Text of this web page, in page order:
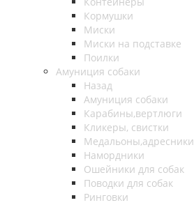
Кормушки
Миски
Миски на подставке
Поилки
Амуниция собаки
Назад
Амуниция собаки
Карабины,вертлюги
Кликеры, свистки
Медальоны,адресники
Намордники
Ошейники для собак
Поводки для собак
Ринговки